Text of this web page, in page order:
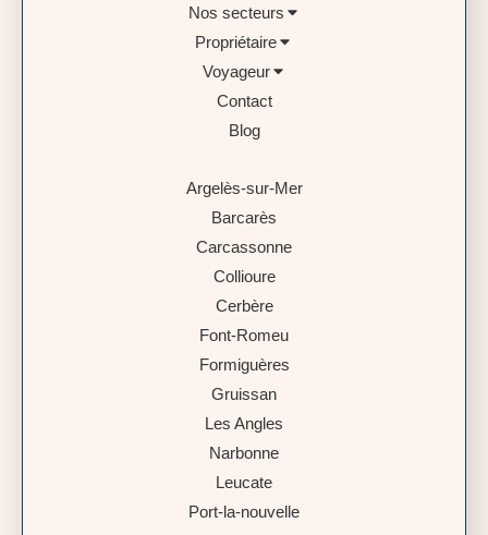
Nos secteurs
Propriétaire
Voyageur
Contact
Blog
Argelès-sur-Mer
Barcarès
Carcassonne
Collioure
Cerbère
Font-Romeu
Formiguères
Gruissan
Les Angles
Narbonne
Leucate
Port-la-nouvelle